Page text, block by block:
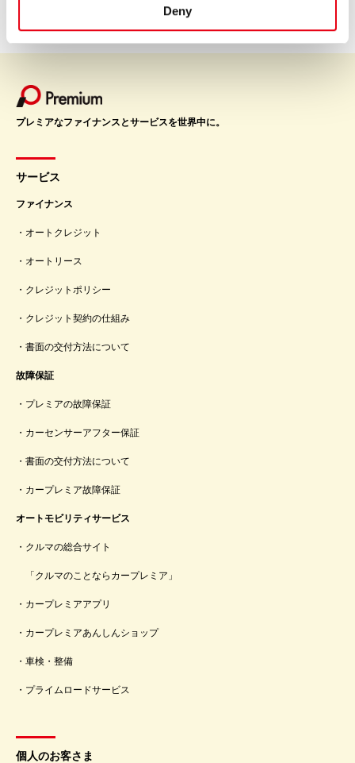
Deny
プレミアなファイナンスとサービスを世界中に。
サービス
ファイナンス
オートクレジット
オートリース
クレジットポリシー
クレジット契約の仕組み
書面の交付方法について
故障保証
プレミアの故障保証
カーセンサーアフター保証
書面の交付方法について
カープレミア故障保証
オートモビリティサービス
クルマの総合サイト
「クルマのことならカープレミア」
カープレミアアプリ
カープレミアあんしんショップ
車検・整備
プライムロードサービス
個人のお客さま